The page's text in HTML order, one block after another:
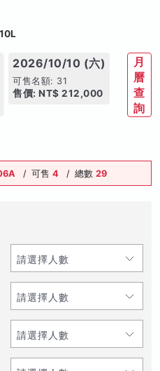
2026/10/10 (六)
可售名額: 31
售價: NT$ 212,000
月
曆
查
詢
/ 可售 4 / 總數 29